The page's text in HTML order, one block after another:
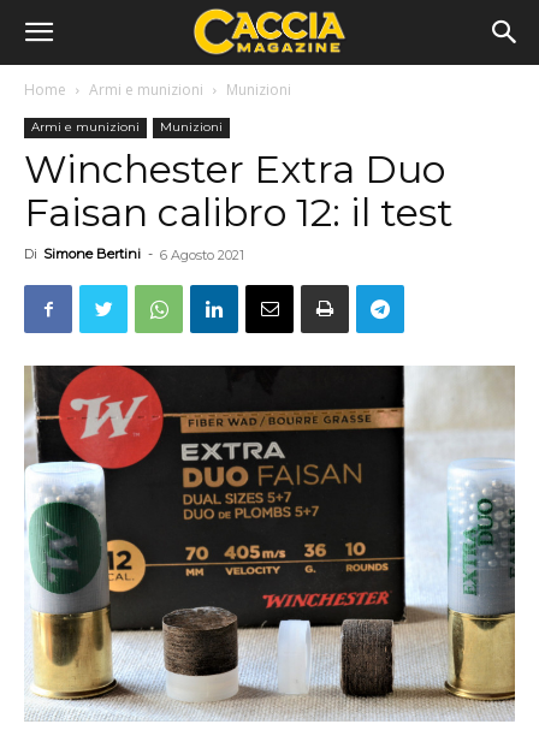
Home Armi e munizioni Munizioni
Armi e munizioni Munizioni
Winchester Extra Duo
Faisan calibro 12: il test
Di Simone Bertini - 6 Agosto 2021